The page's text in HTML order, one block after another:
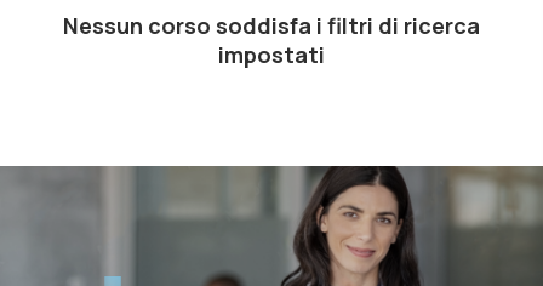
Nessun corso soddisfa i filtri di ricerca
impostati